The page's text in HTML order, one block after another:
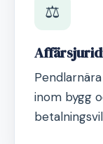
⚖️
inom bygg